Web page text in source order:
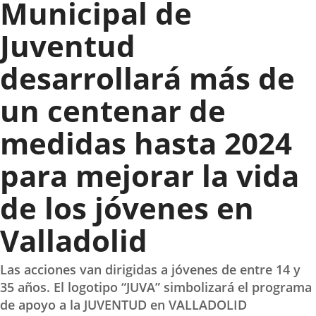
Municipal de
Juventud
desarrollará más de
un centenar de
medidas hasta 2024
para mejorar la vida
de los jóvenes en
Valladolid
Las acciones van dirigidas a jóvenes de entre 14 y
35 años. El logotipo “JUVA” simbolizará el programa
de apoyo a la JUVENTUD en VALLADOLID